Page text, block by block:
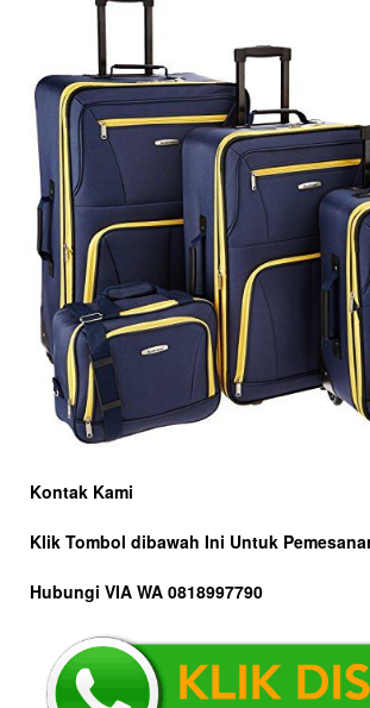
Kontak Kami
Klik Tombol dibawah Ini Untuk
Hubungi VIA WA 0818997790